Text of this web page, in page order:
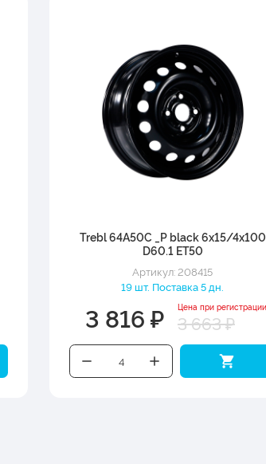
Trebl 64A50C _P black 6x15/4x100
D60.1 ET50
Артикул: 208415
19 шт. Поставка 5 дн.
3 816 ₽ Цена при регистрации
3 663 ₽